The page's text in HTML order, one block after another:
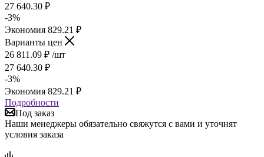
27 640.30 ₽
-3%
Экономия 829.21 ₽
Варианты цен
26 811.09 ₽ /шт
27 640.30 ₽
-3%
Экономия 829.21 ₽
Подробности
Под заказ
Наши менеджеры обязательно свяжутся с вами и уточнят
условия заказа